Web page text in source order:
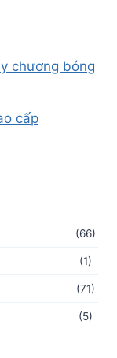
chương bóng
cấp
(66)
(1)
(71)
(5)